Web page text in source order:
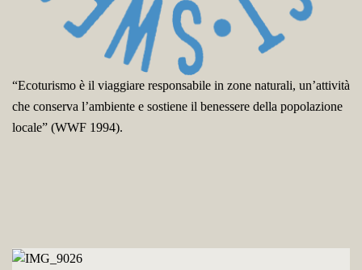
“Ecoturismo è il viaggiare responsabile in zone naturali, un’attività
che conserva l’ambiente e sostiene il benessere della popolazione
locale” (WWF 1994).